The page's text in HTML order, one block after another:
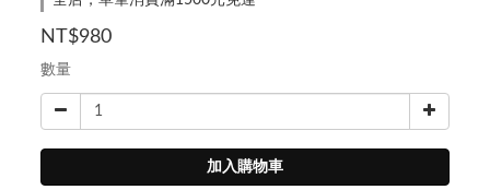
NT$980
數量
加入購物車